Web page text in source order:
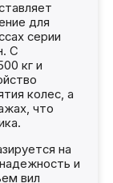
для
серии
С
кг и
колес, а
что
на
и
вил